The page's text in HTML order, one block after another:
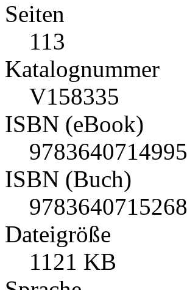
Seiten
113
Katalognummer
V158335
ISBN (eBook)
9783640714995
ISBN (Buch)
9783640715268
Dateigröße
1121 KB